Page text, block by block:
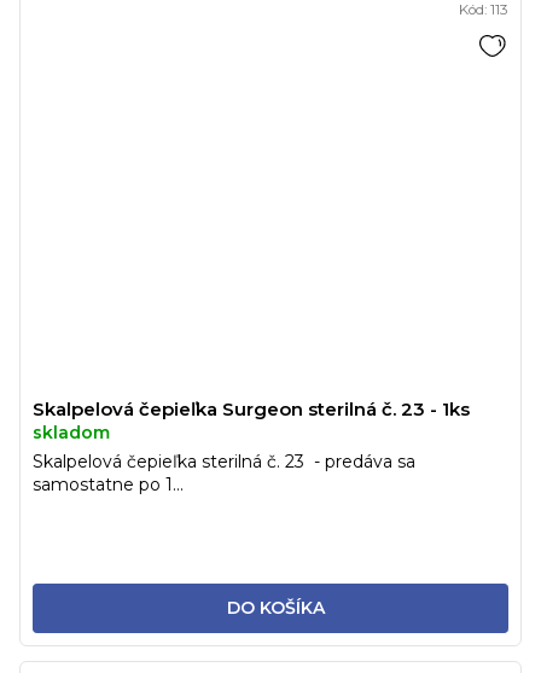
Skalpelová čepieľka Surgeon sterilná č. 23 - 1ks
skladom
DO KOŠÍKA
Skalpelová čepieľka sterilná č. 23 - predáva sa
samostatne po 1...
Kód: 113